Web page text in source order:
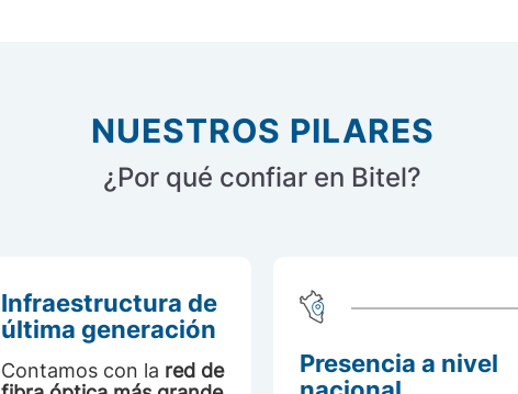
NUESTROS PILARES
¿Por qué confiar en Bitel?
Infraestructura de
última generación
Contamos con la red de
Presencia a nivel